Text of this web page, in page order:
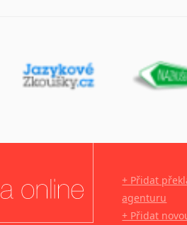
+ Přidat
agenturu
+ Přidat